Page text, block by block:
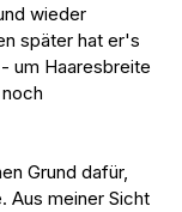
wieder
später hat er's
um Haaresbreite
Grund dafür,
Aus meiner Sicht